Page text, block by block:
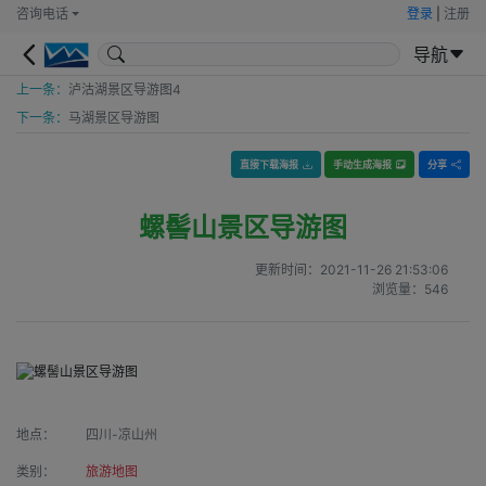
咨询电话 登录 注册
导航
上一条： 泸沽湖景区导游图4
下一条： 马湖景区导游图
直接下载海报 手动生成海报 分享
螺髻山景区导游图
更新时间： 2021-11-26 21:53:06
浏览量： 546
地点： 四川-凉山州
类别： 旅游地图